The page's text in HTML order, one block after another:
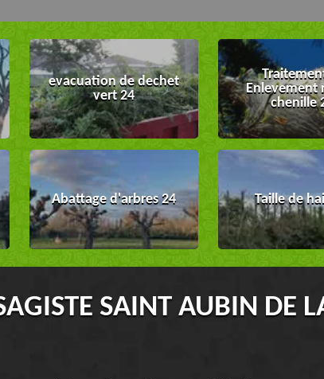
evacuation de dechet
vert 24
Enlevement
chenille
Abattage d'arbres 24 Taille de
SAINT AUBIN DE